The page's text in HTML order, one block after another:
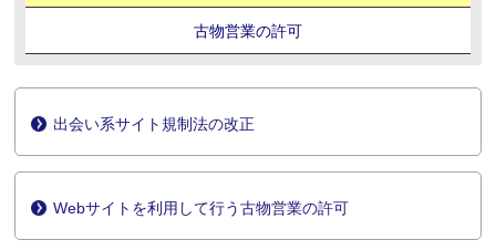
古物営業の許可
出会い系サイト規制法の改正
Webサイトを利用して行う古物営業の許可